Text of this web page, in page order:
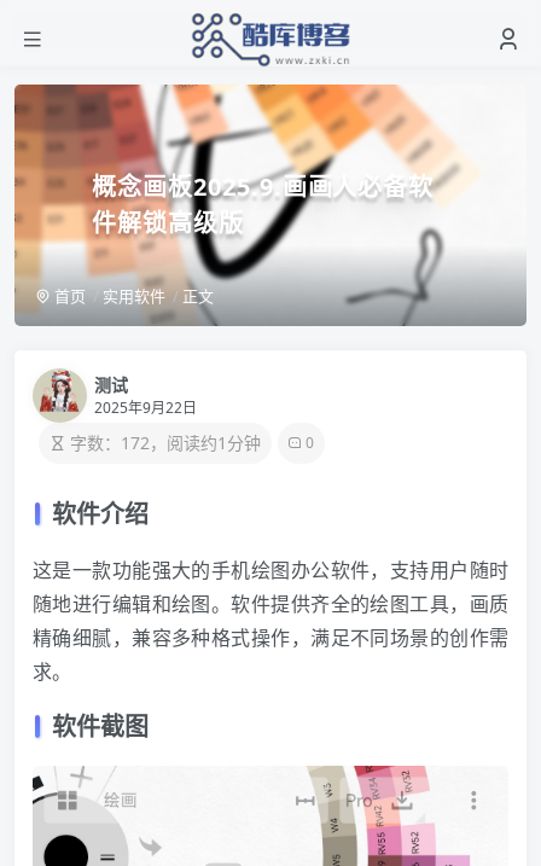
概念画板2025.9.画画人必备软
件解锁高级版
首页 实用软件 正文
测试
2025年9月22日
字数：172，阅读约1分钟 0
软件介绍
这是一款功能强大的手机绘图办公软件，支持用户随时
随地进行编辑和绘图。软件提供齐全的绘图工具，画质
精确细腻，兼容多种格式操作，满足不同场景的创作需
求。
软件截图